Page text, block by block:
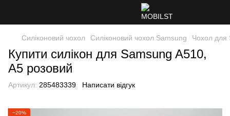
Силіконовий чохол Силіконовий чохол Samsung Чохол для
Купити силікон для Samsung A510,
A5 розовий
Артикул: 285483339 Написати відгук
−20%